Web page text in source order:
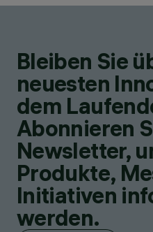
Bleiben Sie
neuesten
dem
Abonnieren
Newsletter,
Produkte,
Initiativen
werden.